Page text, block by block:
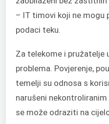
– IT timovi koji ne
podaci teku.
Za telekome i pružatelje
problema. Povjerenje,
temelji su odnosa s
narušeni
se može odraziti na